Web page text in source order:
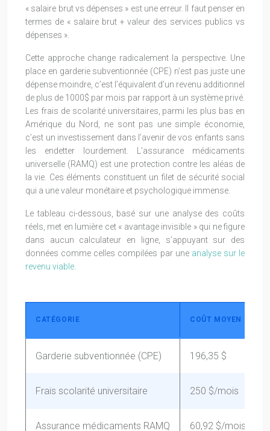
« salaire brut vs dépenses » est une erreur. Il faut penser en
termes de « salaire brut + valeur des services publics vs
dépenses ».
Cette approche change radicalement la perspective. Une
place en garderie subventionnée (CPE) n’est pas juste une
dépense moindre, c’est l’équivalent d’un revenu additionnel
de plus de 1000$ par mois par rapport à un système privé.
Les frais de scolarité universitaires, parmi les plus bas en
Amérique du Nord, ne sont pas une simple économie,
c’est un investissement dans l’avenir de vos enfants sans
les endetter lourdement. L’assurance médicaments
universelle (RAMQ) est une protection contre les aléas de
la vie. Ces éléments constituent un filet de sécurité social
qui a une valeur monétaire et psychologique immense.
Le tableau ci-dessous, basé sur une analyse des coûts
réels, met en lumière cet « avantage invisible » qui ne figure
dans aucun calculateur en ligne, s’appuyant sur des
données comme celles compilées par une analyse sur le
revenu viable
CATÉGORIE COÛT MOYEN
Garderie subventionnée (CPE) 196,35 $
Frais scolarité universitaire 250 $/mois
Assurance médicaments RAMQ 60,92 $/mois max